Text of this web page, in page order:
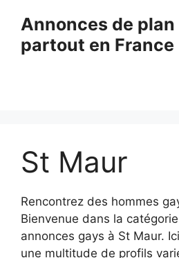
contenu
Annonces de
partout en France
St Maur
Rencontrez des hommes
Bienvenue dans la
annonces gays à St Maur.
une multitude de profils